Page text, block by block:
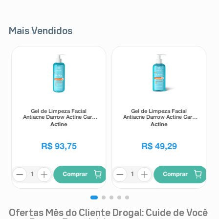
Mais Vendidos
Gel de Limpeza Facial
Antiacne Darrow Actine Care
Alta Tolerância 400g
Actine
R$ 93,75
Comprar
Gel de Limpeza Facial
Antiacne Darrow Actine Care
Alta Tolerância 140g
Actine
R$ 49,29
Comprar
Ofertas Mês do Cliente Drogal: Cuide de Você